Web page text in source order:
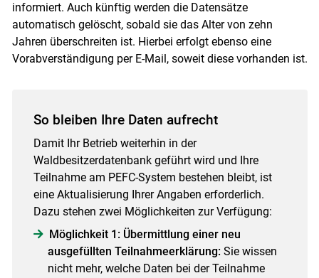
informiert. Auch künftig werden die Datensätze
automatisch gelöscht, sobald sie das Alter von zehn
Jahren überschreiten ist. Hierbei erfolgt ebenso eine
Vorabverständigung per E-Mail, soweit diese vorhanden ist.
So bleiben Ihre Daten aufrecht
Damit Ihr Betrieb weiterhin in der
Waldbesitzerdatenbank geführt wird und Ihre
Teilnahme am PEFC-System bestehen bleibt, ist
eine Aktualisierung Ihrer Angaben erforderlich.
Dazu stehen zwei Möglichkeiten zur Verfügung:
Möglichkeit 1: Übermittlung einer neu
ausgefüllten Teilnahmeerklärung: Sie wissen
nicht mehr, welche Daten bei der Teilnahme